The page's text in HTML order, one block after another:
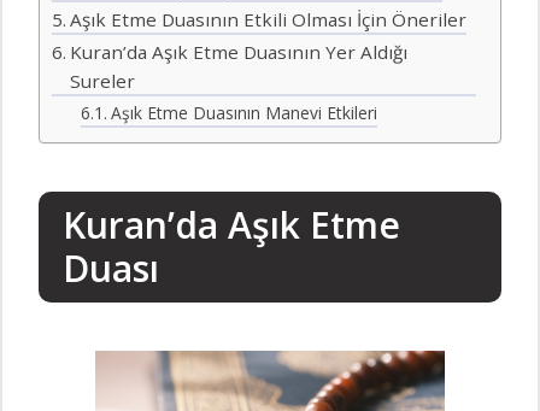
Aşık Etme Duasının Etkili Olması İçin Öneriler
Kuran’da Aşık Etme Duasının Yer Aldığı
Sureler
Aşık Etme Duasının Manevi Etkileri
Kuran’da Aşık Etme
Duası